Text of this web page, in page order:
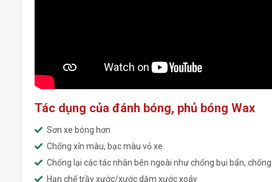
Tác dụng của đánh bóng, phủ bóng Wax
Sơn xe bóng hơn
Chống xỉn màu, bạc màu vỏ xe
Chống lại các tác nhân bên ngoài như chống bụi bẩn,
Hạn chế trầy xước/xước dăm xước xoáy